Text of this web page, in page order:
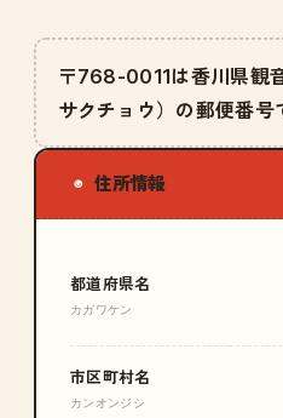
〒768-0011は香川県観
サクチョウ）の郵便番号
◉ 住所情報
都道府県名
カガワケン
市区町村名
カンオンジシ